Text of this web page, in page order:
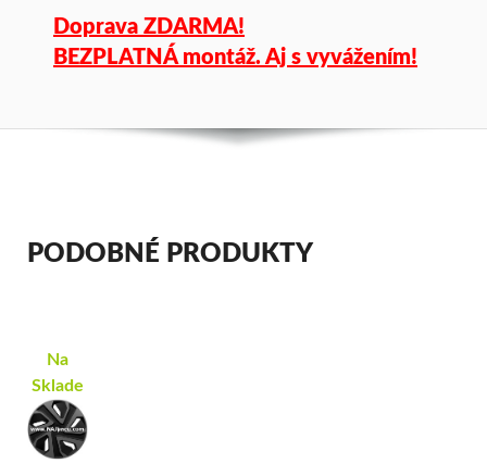
Doprava ZDARMA!
BEZPLATNÁ montáž. Aj s vyvážením!
PODOBNÉ PRODUKTY
Na
Sklade